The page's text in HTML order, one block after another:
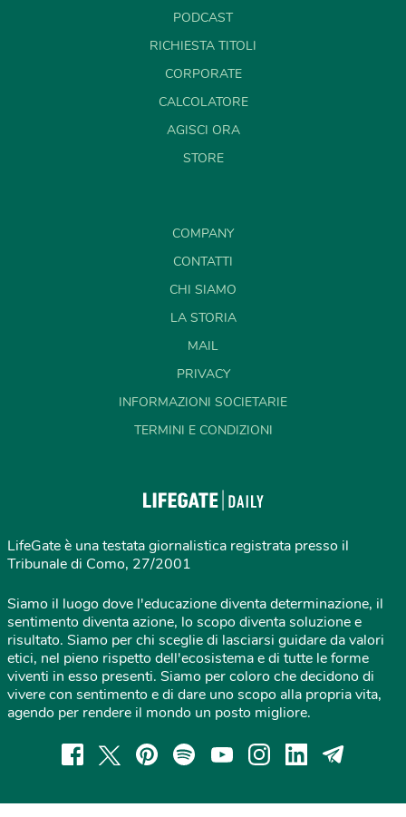
PODCAST
RICHIESTA TITOLI
CORPORATE
CALCOLATORE
AGISCI ORA
STORE
COMPANY
CONTATTI
CHI SIAMO
LA STORIA
MAIL
PRIVACY
INFORMAZIONI SOCIETARIE
TERMINI E CONDIZIONI
LifeGate è una testata giornalistica registrata presso il
Tribunale di Como, 27/2001
Siamo il luogo dove l'educazione diventa determinazione, il
sentimento diventa azione, lo scopo diventa soluzione e
risultato. Siamo per chi sceglie di lasciarsi guidare da valori
etici, nel pieno rispetto dell'ecosistema e di tutte le forme
viventi in esso presenti. Siamo per coloro che decidono di
vivere con sentimento e di dare uno scopo alla propria vita,
agendo per rendere il mondo un posto migliore.